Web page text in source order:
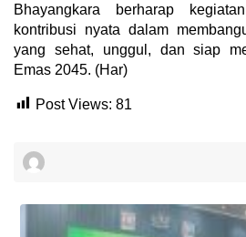
Bhayangkara berharap
kontribusi nyata dalam
yang sehat, unggul, dan siap
Emas 2045. (Har)
Post Views: 81